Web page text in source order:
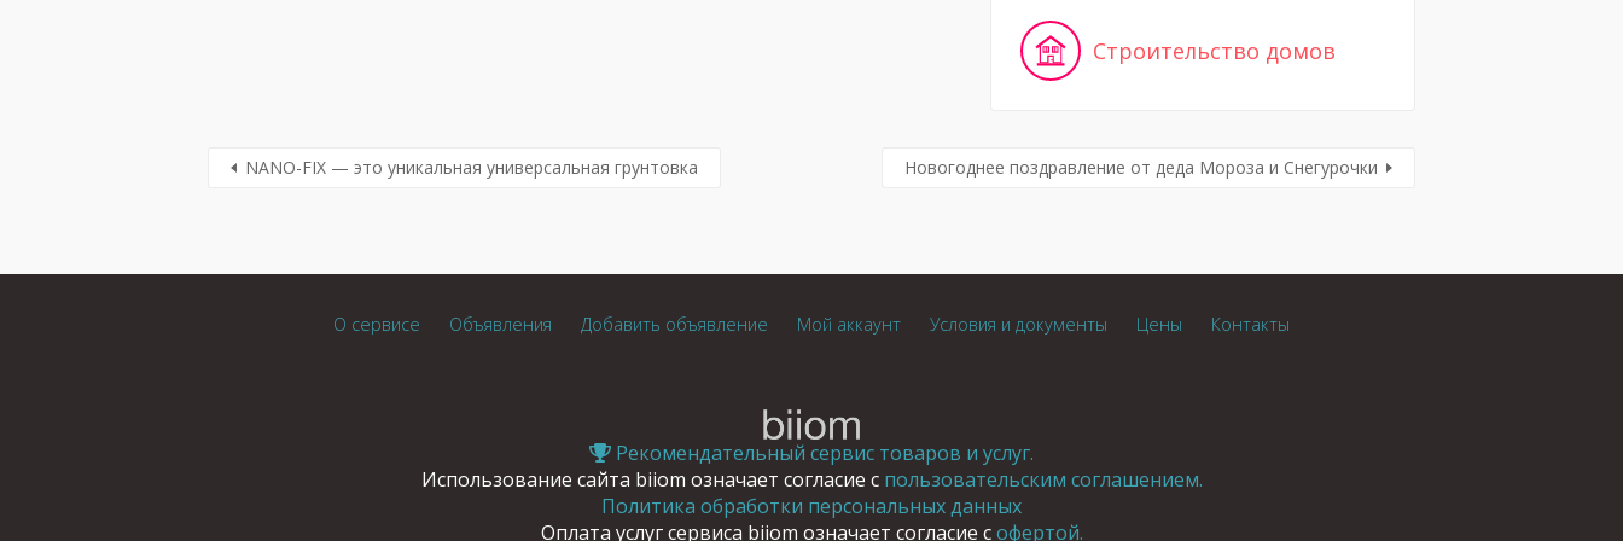
Строительство домов
NANO-FIX — это уникальная универсальная грунтовка Новогоднее поздравление от деда Мороза и Снегурочки
О сервисе Объявления Добавить объявление Мой аккаунт Условия и документы Цены Контакты
Рекомендательный сервис товаров и услуг.
Использование сайта biiom означает согласие с пользовательским соглашением.
Политика обработки персональных данных
Оплата услуг сервиса biiom означает согласие софертой.